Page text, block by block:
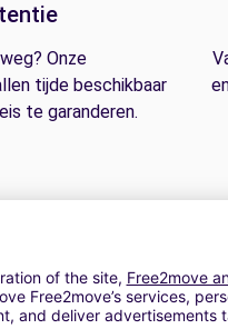
Onze
tijde beschikbaar
te garanderen.